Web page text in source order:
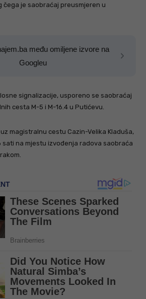
čega je saobraćaj preusmjeren u
među omiljene izvore na
Googleu
signalizacije, usporeno se saobraćaj
cesta M-5 i M-16.4 u Putićevu.
magistralnu cestu Cazin-Velika Kladuša,
sati na mjestu izvođenja radova saobraća